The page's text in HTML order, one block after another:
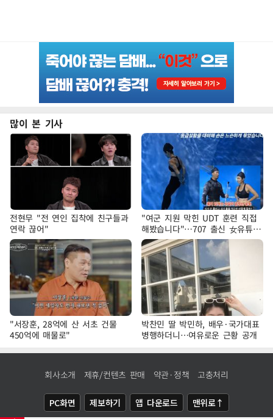
많이 본 기사
전현무 "전 연인 집착에 친구들과
연락 끊어"
"여군 지원 막힌 UDT 훈련 직접
해봤습니다"…707 출신 女유튜버
'완벽 소화'
"서장훈, 28억에 산 서초 건물
450억에 매물로"
박찬민 딸 박민하, 배우·국가대표
병행하더니…여유로운 근황 공개
회사소개 제휴/컨텐츠 판매 약관·정책 고충처리
PC화면 제보하기 앱 다운로드 맨위로↑